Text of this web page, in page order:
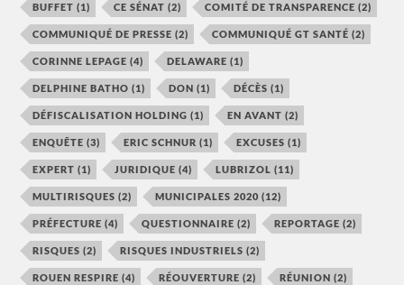
BUFFET (1) CE SÉNAT (2) COMITÉ DE TRANSPARENCE (2)
COMMUNIQUÉ DE PRESSE (2) COMMUNIQUÉ GT SANTÉ (2)
CORINNE LEPAGE (4) DELAWARE (1)
DELPHINE BATHO (1) DON (1) DÉCÈS (1)
DÉFISCALISATION HOLDING (1) EN AVANT (2)
ENQUÊTE (3) ERIC SCHNUR (1) EXCUSES (1)
EXPERT (1) JURIDIQUE (4) LUBRIZOL (11)
MULTIRISQUES (2) MUNICIPALES 2020 (12)
PRÉFECTURE (4) QUESTIONNAIRE (2) REPORTAGE (2)
RISQUES (2) RISQUES INDUSTRIELS (2)
ROUEN RESPIRE (4) RÉOUVERTURE (2) RÉUNION (2)